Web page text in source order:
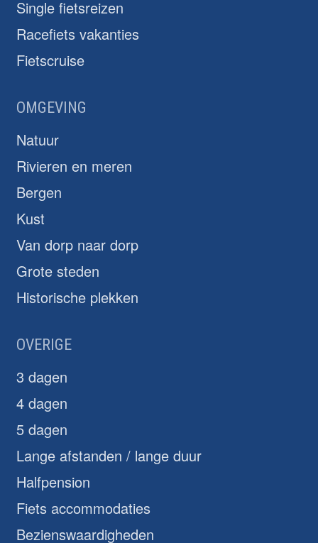
Single fietsreizen
Racefiets vakanties
Fietscruise
OMGEVING
Natuur
Rivieren en meren
Bergen
Kust
Van dorp naar dorp
Grote steden
Historische plekken
OVERIGE
3 dagen
4 dagen
5 dagen
Lange afstanden / lange duur
Halfpension
Fiets accommodaties
Bezienswaardigheden